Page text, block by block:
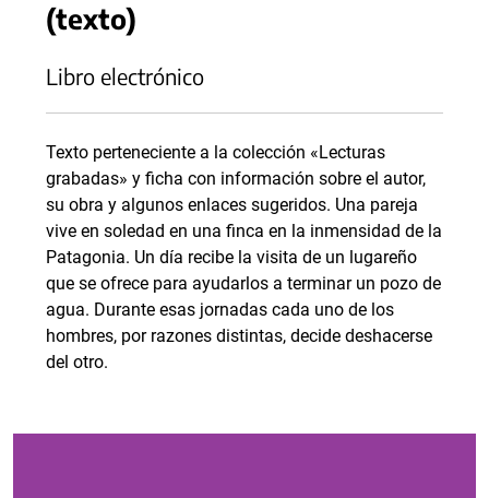
(texto)
Libro electrónico
Texto perteneciente a la colección «Lecturas
grabadas» y ficha con información sobre el autor,
su obra y algunos enlaces sugeridos. Una pareja
vive en soledad en una finca en la inmensidad de la
Patagonia. Un día recibe la visita de un lugareño
que se ofrece para ayudarlos a terminar un pozo de
agua. Durante esas jornadas cada uno de los
hombres, por razones distintas, decide deshacerse
del otro.